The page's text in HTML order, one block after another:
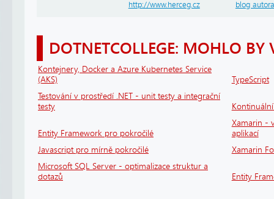
http://www.herceg.cz blog autora
DOTNETCOLLEGE: MOHLO BY
Kontejnery, Docker a Azure Kubernetes Service
(AKS)
TypeScript
Testování v prostředí .NET - unit testy a integrační
testy
Entity Framework pro pokročilé
Xamarin -
aplikací
Javascript pro mírně pokročilé
Xamarin
Microsoft SQL Server - optimalizace struktur a
dotazů
Entity